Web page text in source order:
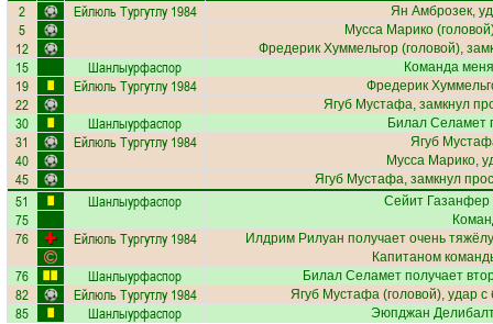
2 Ейлюль Тургутлу 1984 Ян Амброзек,
5 Мусса Марико
12 Фредерик Хуммельгор (головой),
15 Шанлыурфаспор Команда
19 Ейлюль Тургутлу 1984 Фредерик
22 Ягуб Мустафа, замкнул
30 Шанлыурфаспор Билал Селамет
31 Ейлюль Тургутлу 1984 Ягуб
40 Мусса Марико,
45 Ягуб Мустафа, замкнул
51 Шанлыурфаспор Сейит Газанфер
75
76 Ейлюль Тургутлу 1984 Илдрим Рилуан получает очень
Капитаном
76 Шанлыурфаспор Билал Селаметполучает
82 Ейлюль Тургутлу 1984 Ягуб Мустафа (головой), удар
85 Шанлыурфаспор Эюпджан